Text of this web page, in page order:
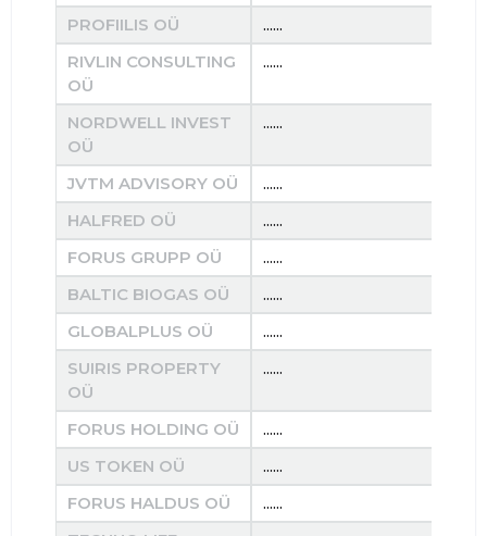
PROFIILIS OÜ ......
RIVLIN CONSULTING
OÜ
......
NORDWELL INVEST
OÜ
......
JVTM ADVISORY OÜ ......
HALFRED OÜ
......
FORUS GRUPP OÜ
......
BALTIC BIOGAS OÜ
......
GLOBALPLUS OÜ
......
SUIRIS PROPERTY
OÜ
......
FORUS HOLDING OÜ ......
US TOKEN OÜ
......
FORUS HALDUS OÜ
......